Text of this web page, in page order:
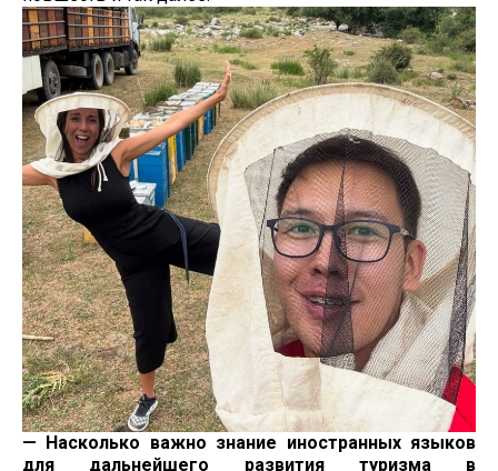
— Насколько важно знание иностранных языков
для дальнейшего развития туризма в